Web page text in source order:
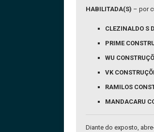
HABILITADA(S) – por
CLEZINALDO S
PRIME
WU
VK
RAMILOS
MANDACARU
Diante do exposto,